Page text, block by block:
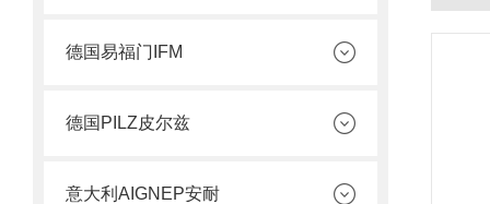
德国易福门IFM
德国PILZ皮尔兹
意大利AIGNEP安耐